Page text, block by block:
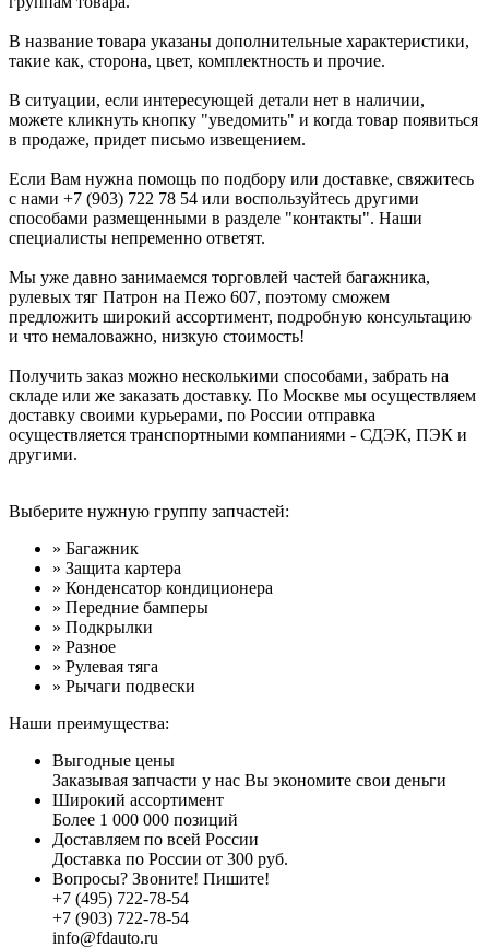
В название товара указаны дополнительные характеристики,
такие как, сторона, цвет, комплектность и прочие.
В ситуации, если интересующей детали нет в наличии,
можете кликнуть кнопку "уведомить" и когда товар появиться
в продаже, придет письмо извещением.
Если Вам нужна помощь по подбору или доставке, свяжитесь
с нами +7 (903) 722 78 54 или воспользуйтесь другими
способами размещенными в разделе "контакты". Наши
специалисты непременно ответят.
Мы уже давно занимаемся торговлей частей багажника,
рулевых тяг Патрон на Пежо 607, поэтому сможем
предложить широкий ассортимент, подробную консультацию
и что немаловажно, низкую стоимость!
Получить заказ можно несколькими способами, забрать на
складе или же заказать доставку. По Москве мы осуществляем
доставку своими курьерами, по России отправка
осуществляется транспортными компаниями - СДЭК, ПЭК и
другими.
Выберите нужную группу запчастей:
» Багажник
» Защита картера
» Конденсатор кондиционера
» Передние бамперы
» Подкрылки
» Разное
» Рулевая тяга
» Рычаги подвески
Наши преимущества:
Выгодные цены
Заказывая запчасти у нас Вы экономите свои деньги
Широкий ассортимент
Более 1 000 000 позиций
Доставляем по всей России
Доставка по России от 300 руб.
Вопросы? Звоните! Пишите!
+7 (495) 722-78-54
+7 (903) 722-78-54
info@fdauto.ru